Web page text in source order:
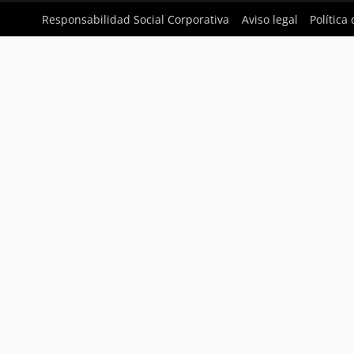
Responsabilidad Social Corporativa Aviso legal Política